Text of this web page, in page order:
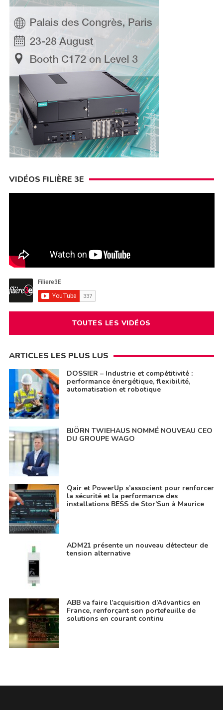
VIDÉOS FILIÈRE 3E
TOUTES LES VIDÉOS
ARTICLES LES PLUS LUS
DOSSIER – Industrie et compétitivité :
performance énergétique, flexibilité,
automatisation et robotique
BJÖRN TWIEHAUS NOMMÉ NOUVEAU CEO
DU GROUPE WAGO
Qair et PowerUp s’associent pour renforcer
la sécurité et la performance des
installations BESS de Stor’Sun à Maurice
ADM21 présente un nouveau détecteur de
tension alternative
ABB va faire l’acquisition d’Advantics en
France, renforçant son portefeuille de
solutions en courant continu